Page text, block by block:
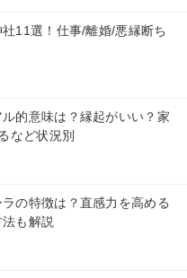
社11選！仕事/離婚/悪縁断ち
的意味は？縁起がいい？家
など状況別
の特徴は？直感力を高める
も解説